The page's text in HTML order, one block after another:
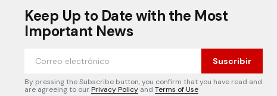
Keep Up to Date with the Most
Important News
Suscribir
By pressing the Subscribe button, you confirm that you have read and
are agreeing to ourPrivacy Policy and Terms of Use